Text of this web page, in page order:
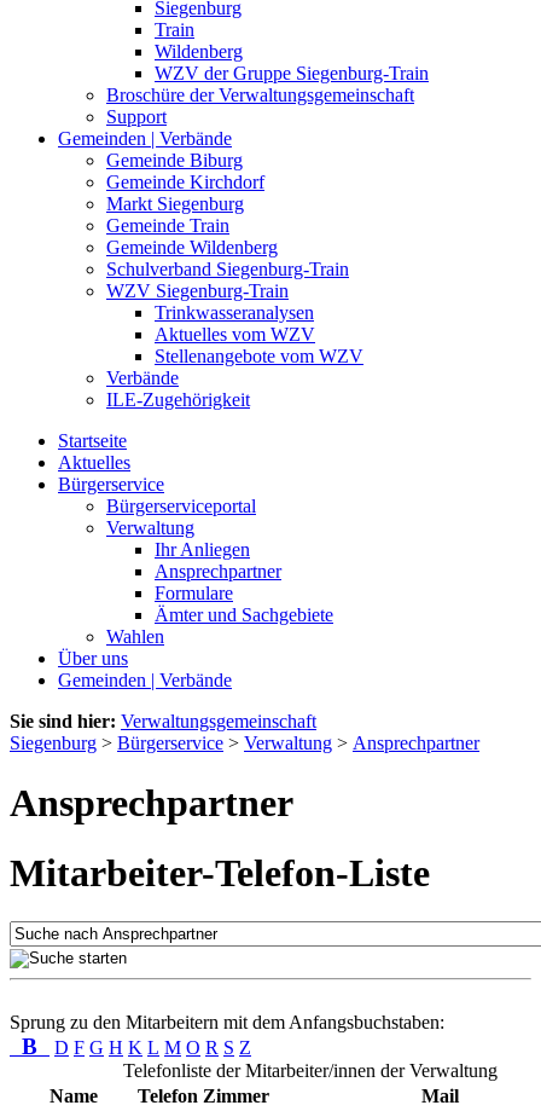
Siegenburg
Train
Wildenberg
WZV der Gruppe Siegenburg-Train
Broschüre der Verwaltungsgemeinschaft
Support
Gemeinden | Verbände
Gemeinde Biburg
Gemeinde Kirchdorf
Markt Siegenburg
Gemeinde Train
Gemeinde Wildenberg
Schulverband Siegenburg-Train
WZV Siegenburg-Train
Trinkwasseranalysen
Aktuelles vom WZV
Stellenangebote vom WZV
Verbände
ILE-Zugehörigkeit
Startseite
Aktuelles
Bürgerservice
Bürgerserviceportal
Verwaltung
Ihr Anliegen
Ansprechpartner
Formulare
Ämter und Sachgebiete
Wahlen
Über uns
Gemeinden | Verbände
Sie sind hier: Verwaltungsgemeinschaft
Siegenburg > Bürgerservice > Verwaltung > Ansprechpartner
Ansprechpartner
Mitarbeiter-Telefon-Liste
Sprung zu den Mitarbeitern mit dem Anfangsbuchstaben:
B D F G H K L M O R S Z
Telefonliste der Mitarbeiter/innen der Verwaltung
Name
Telefon Zimmer
Mail